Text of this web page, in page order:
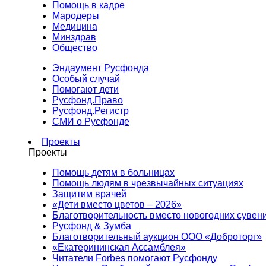
Помощь в кадре
Мародеры
Медицина
Минздрав
Общество
Эндаумент Русфонда
Особый случай
Помогают дети
Русфонд.Право
Русфонд.Регистр
СМИ о Русфонде
Проекты
Проекты
Помощь детям в больницах
Помощь людям в чрезвычайных ситуациях
Защитим врачей
«Дети вместо цветов – 2026»
Благотворительность вместо новогодних
Русфонд & Зумба
Благотворительный аукцион ООО «Доброторг»
«Екатерининская Ассамблея»
Читатели Forbes помогают Русфонду